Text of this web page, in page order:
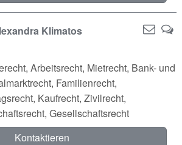
Klimatos
Arbeitsrecht, Mietrecht, Bank- und
Familienrecht,
Kaufrecht, Zivilrecht,
Gesellschaftsrecht
Kontaktieren